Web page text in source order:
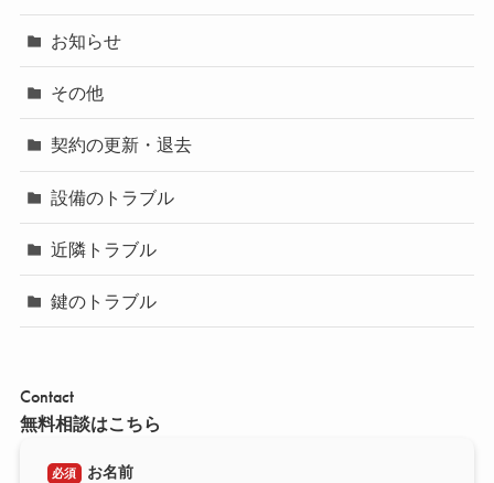
お知らせ
その他
契約の更新・退去
設備のトラブル
近隣トラブル
鍵のトラブル
Contact
無料相談はこちら
必須 お名前